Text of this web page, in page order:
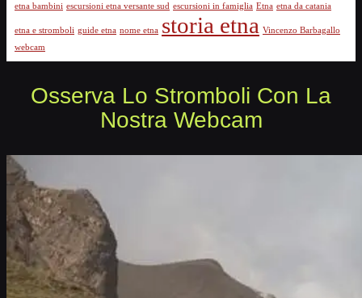
etna bambini escursioni etna versante sud escursioni in famiglia Etna etna da catania
etna e stromboli guide etna nome etna storia etna Vincenzo Barbagallo
webcam
Osserva Lo Stromboli Con La
Nostra Webcam